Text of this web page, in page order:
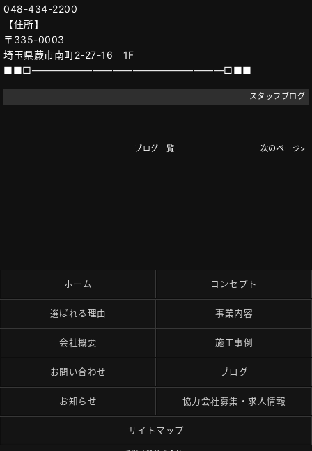
048-434-2200
【住所】
〒335-0003
埼玉県蕨市南町2-27-16 1F
■■□―――――――――――――――――――□■■
スタッフブログ
ブログ一覧 次のページ>
ホーム コンセプト
選ばれる理由 事業内容
会社概要 施工事例
お問い合わせ ブログ
お知らせ 協力会社募集・求人情報
サイトマップ